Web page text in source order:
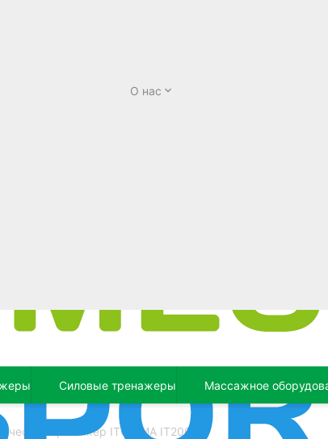
О нас
Силовые тренажеры Массажное
тренажер ITOSIMA IT200M